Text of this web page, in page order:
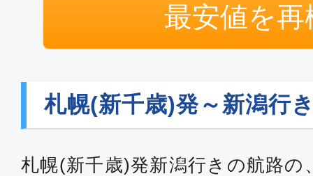
最安値を再
札幌(新千歳)発～新潟行
札幌(新千歳)発新潟行きの航路の